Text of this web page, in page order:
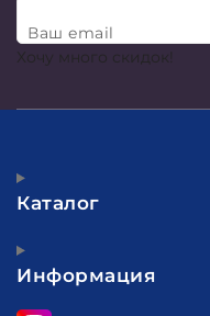
Ваш email
Хочу много скидок!
Каталог
Информация